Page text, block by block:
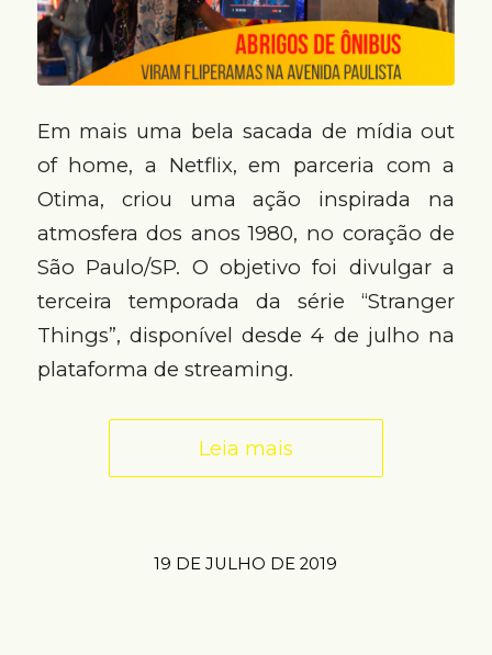
Em mais uma bela sacada de mídia out
of home, a Netflix, em parceria com a
Otima, criou uma ação inspirada na
atmosfera dos anos 1980, no coração de
São Paulo/SP. O objetivo foi divulgar a
terceira temporada da série “Stranger
Things”, disponível desde 4 de julho na
plataforma de streaming.
Leia mais
19 DE JULHO DE 2019